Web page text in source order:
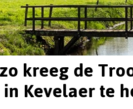
kreeg de
Kevelaer te